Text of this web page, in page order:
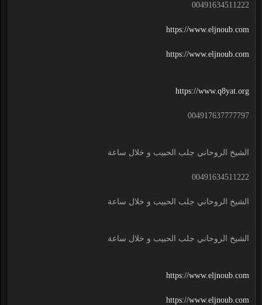
00491634511222
https://www.eljnoub.com
https://www.eljnoub.com
https://www.q8yat.org
004917637777797
الشيخ الروحاني جلب الحبيب و خلال ساعة
00491634511222
الشيخ الروحاني جلب الحبيب و خلال ساعة
الشيخ الروحاني جلب الحبيب و خلال ساعة
https://www.eljnoub.com
https://www.eljnoub.com